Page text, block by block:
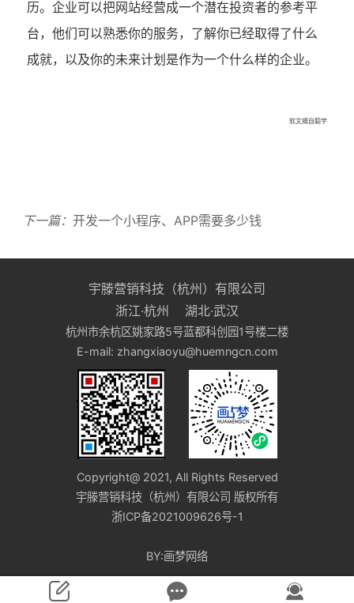
历。企业可以把网站经营成一个潜在投资者的参考平
台，他们可以熟悉你的服务，了解你已经取得了什么
成就，以及你的未来计划是作为一个什么样的企业。
软文摘自聪宇
下一篇： 开发一个小程序、APP需要多少钱
宇滕营销科技（杭州）有限公司
浙江·杭州 湖北·武汉
杭州市余杭区姚家路5号蓝都科创园1号楼二楼
E-mail: zhangxiaoyu@huemngcn.com
Copyright@ 2021, All Rights Reserved
宇滕营销科技（杭州）有限公司 版权所有
浙ICP备2021009626号-1
BY:画梦网络